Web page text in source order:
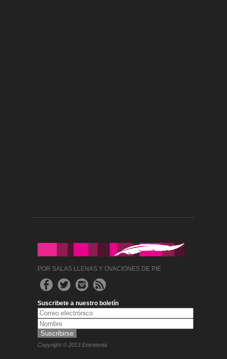
POR SALAS LLENAS Y OVACIONES DE PIE
Suscribete a nuestro boletín
Copyright © 2013 Entretenia